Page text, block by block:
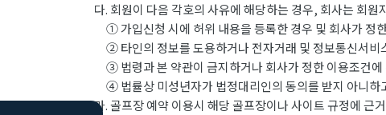
다. 회원이 다음 각호의 사유에 해당하는 경우, 회사는 회원
① 가입신청 시에 허위 내용을 등록한 경우 및 회사가 정
② 타인의 정보를 도용하거나 전자거래 및 정보통신서비
③ 법령과 본 약관이 금지하거나 회사가 정한 이용조건에
④ 법률상 미성년자가 법정대리인의 동의를 받지 아니하
라. 골프장 예약 이용시 해당 골프장이나 사이트 규정에 근